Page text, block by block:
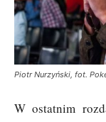
Piotr Nurzyński, fot.
W ostatnim